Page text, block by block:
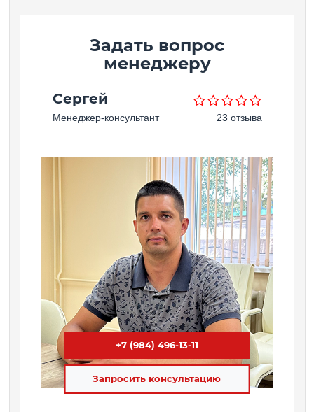
Задать вопрос
менеджеру
Сергей
Менеджер-консультант 23 отзыва
+7 (984) 496-13-11
Запросить консультацию